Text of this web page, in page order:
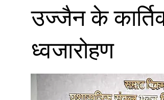
उज्जैन के
ध्वजारोहण